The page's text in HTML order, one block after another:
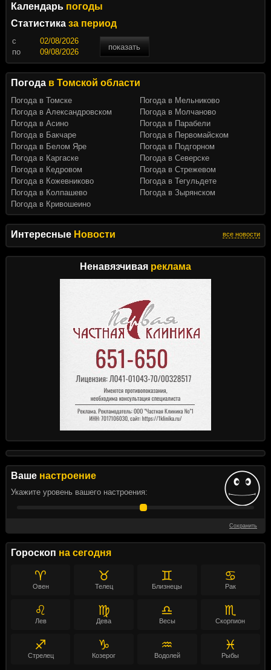
Интересные Новости все новости
Ненавязчивая реклама
Ваше настроение
Укажите уровень вашего настроения:
Сохранить
Гороскоп на сегодня
♈
Овен
♉
Телец
♊
Близнецы
♋
Рак
♌
Лев
♍
Дева
♎
Весы
♏
Скорпион
♐
Стрелец
♑
Козерог
♒
Водолей
♓
Рыбы
Календарь погоды
Статистика за период
c
показать
по
Погода в Томской области
Погода в Томске
Погода в Александровском
Погода в Асино
Погода в Бакчаре
Погода в Белом Яре
Погода в Каргаске
Погода в Кедровом
Погода в Кожевниково
Погода в Колпашево
Погода в Кривошеино
Погода в Мельниково
Погода в Молчаново
Погода в Парабели
Погода в Первомайском
Погода в Подгорном
Погода в Северске
Погода в Стрежевом
Погода в Тегульдете
Погода в Зырянском